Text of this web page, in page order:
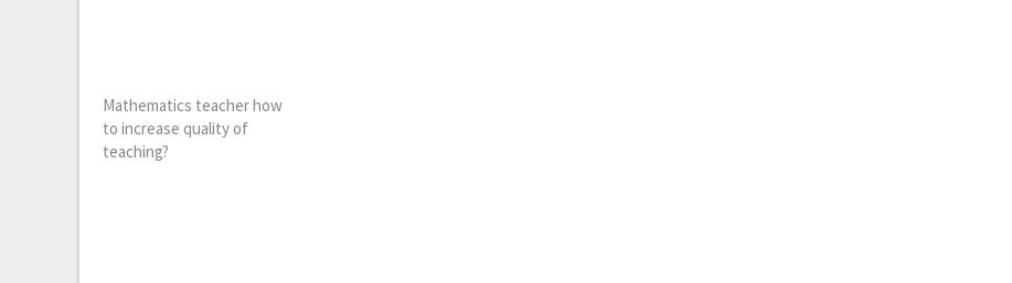
Mathematics teacher how
to increase quality of
teaching?